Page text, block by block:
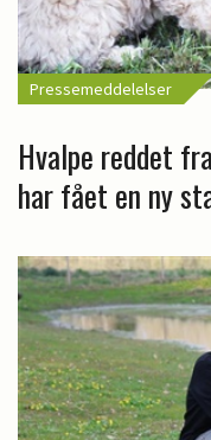
Pressemeddelelser
Hvalpe reddet
har fået en ny